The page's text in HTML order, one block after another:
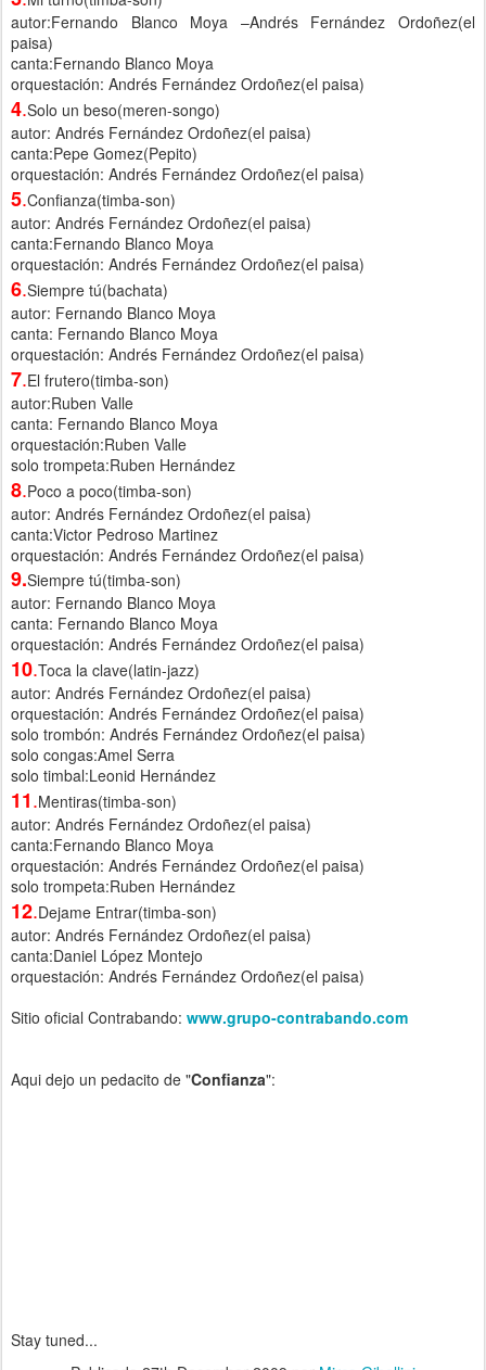
autor:Fernando Blanco Moya –Andrés Fernández Ordoñez(el
paisa)
canta:Fernando Blanco Moya
orquestación: Andrés Fernández Ordoñez(el paisa)
4.Solo un beso(meren-songo)
autor: Andrés Fernández Ordoñez(el paisa)
canta:Pepe Gomez(Pepito)
orquestación: Andrés Fernández Ordoñez(el paisa)
5.Confianza(timba-son)
autor: Andrés Fernández Ordoñez(el paisa)
canta:Fernando Blanco Moya
orquestación: Andrés Fernández Ordoñez(el paisa)
6.Siempre tú(bachata)
autor: Fernando Blanco Moya
canta: Fernando Blanco Moya
orquestación: Andrés Fernández Ordoñez(el paisa)
7.El frutero(timba-son)
autor:Ruben Valle
canta: Fernando Blanco Moya
orquestación:Ruben Valle
solo trompeta:Ruben Hernández
8.Poco a poco(timba-son)
autor: Andrés Fernández Ordoñez(el paisa)
canta:Victor Pedroso Martinez
orquestación: Andrés Fernández Ordoñez(el paisa)
9.Siempre tú(timba-son)
autor: Fernando Blanco Moya
canta: Fernando Blanco Moya
orquestación: Andrés Fernández Ordoñez(el paisa)
10.Toca la clave(latin-jazz)
autor: Andrés Fernández Ordoñez(el paisa)
orquestación: Andrés Fernández Ordoñez(el paisa)
solo trombón: Andrés Fernández Ordoñez(el paisa)
solo congas:Amel Serra
solo timbal:Leonid Hernández
11.Mentiras(timba-son)
autor: Andrés Fernández Ordoñez(el paisa)
canta:Fernando Blanco Moya
orquestación: Andrés Fernández Ordoñez(el paisa)
solo trompeta:Ruben Hernández
12.Dejame Entrar(timba-son)
autor: Andrés Fernández Ordoñez(el paisa)
canta:Daniel López Montejo
orquestación: Andrés Fernández Ordoñez(el paisa)
Sitio oficial Contrabando: www.grupo-contrabando.com
Aqui dejo un pedacito de "Confianza":
Stay tuned...